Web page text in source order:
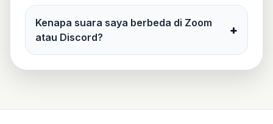
Kenapa suara saya berbeda di Zoom
atau Discord?
+